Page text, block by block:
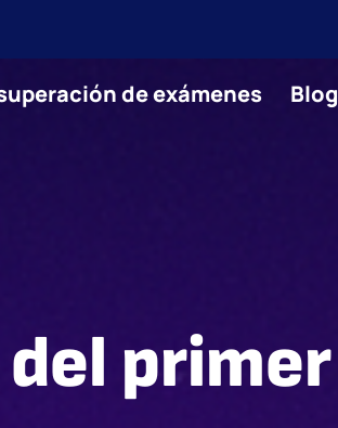
de exámenes
Blog
primer